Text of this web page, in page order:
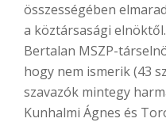
összességében
a köztársasági
Bertalan MSZP-
hogy nem ismerik (43
szavazók mintegy
Kunhalmi Ágnes és